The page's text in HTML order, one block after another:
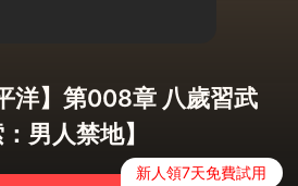
洋】第008章 八歲習武
男人禁地】
新人領7天免費試用